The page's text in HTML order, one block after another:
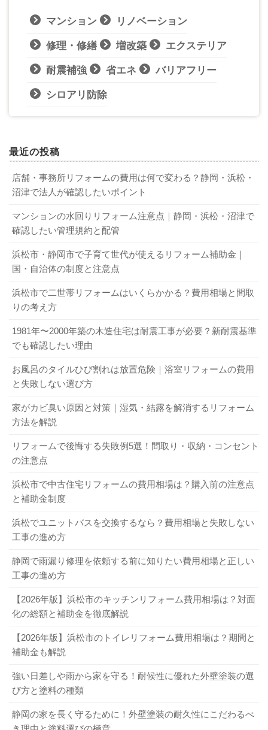
マンション リノベーション
修理・修繕 増改築 エクステリア
耐震補強 省エネ バリアフリー
シロアリ防除
最近の投稿
店舗・事務所リフォームの費用は何で変わる？静岡・浜松・
沼津で法人が確認したいポイント
マンションの水回りリフォーム注意点｜静岡・浜松・沼津で
確認したい管理規約と配管
浜松市・静岡市で子育て世代が使えるリフォーム補助金｜
国・自治体の制度と注意点
浜松市で二世帯リフォームはいくらかかる？費用相場と間取
りの考え方
1981年〜2000年築の木造住宅は耐震工事が必要？新耐震基準
でも確認したい理由
お風呂のタイルひび割れは放置危険｜浴室リフォームの費用
と失敗しない選び方
家がカビ臭い原因と対策｜湿気・結露を解消するリフォーム
方法を解説
リフォームで後悔する失敗例5選！間取り・収納・コンセント
の注意点
浜松市で中古住宅リフォームの費用相場は？購入前の注意点
と補助金制度
浜松でユニットバスを交換するなら？費用相場と失敗しない
工事の進め方
静岡で雨漏り修理を依頼する前に知りたい費用相場と正しい
工事の進め方
【2026年版】浜松市のキッチンリフォーム費用相場は？対面
化の総額と補助金を徹底解説
【2026年版】浜松市のトイレリフォーム費用相場は？期間と
補助金も解説
強い日差しや雨から家を守る！耐候性に優れた外壁塗装の選
び方と塗料の種類
静岡の家を長く守るために！外壁塗装の耐久性にこだわるべ